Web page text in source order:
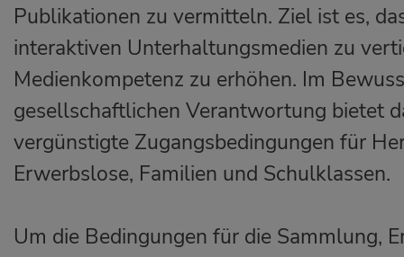
Publikationen zu vermitteln. Ziel ist es,
interaktiven Unterhaltungsmedien zu
Medienkompetenz zu erhöhen. Im
gesellschaftlichen Verantwortung bietet
vergünstigte Zugangsbedingungen für
Erwerbslose, Familien und Schulklassen.
Um die Bedingungen für die Sammlung,